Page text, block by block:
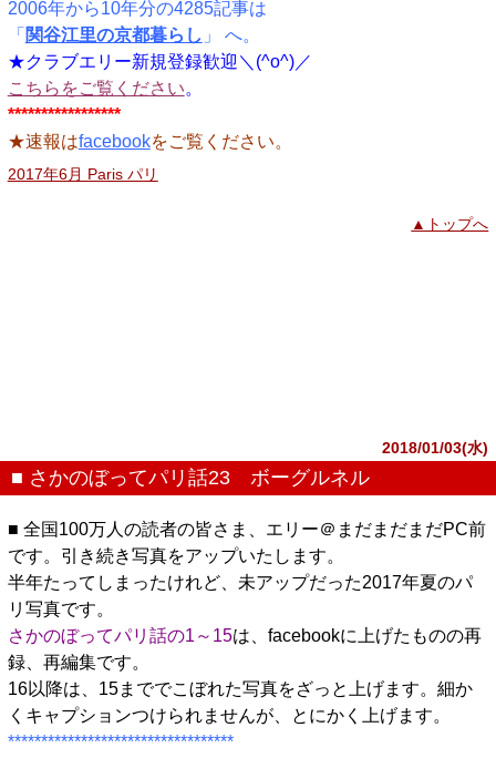
2006年から10年分の4285記事は
「 関谷江里の京都暮らし 」 へ。
★クラブエリー新規登録歓迎＼(^o^)／
こちらをご覧ください。
*****************
★速報はfacebookをご覧ください。
2017年6月 Paris パリ
▲トップへ
2018/01/03(水)
■ さかのぼってパリ話23 ボーグルネル
■ 全国100万人の読者の皆さま、エリー＠まだまだまだPC前
です。引き続き写真をアップいたします。
半年たってしまったけれど、未アップだった2017年夏のパ
リ写真です。
さかのぼってパリ話の1～15は、facebookに上げたものの再
録、再編集です。
16以降は、15まででこぼれた写真をざっと上げます。細か
くキャプションつけられませんが、とにかく上げます。
**********************************